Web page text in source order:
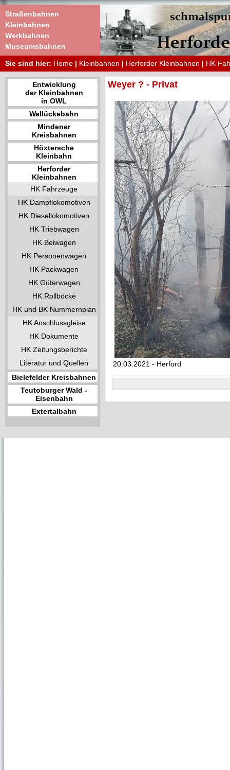
Straßenbahnen
Kleinbahnen
Werkbahnen
Museumsbahnen
Sie sind hier: Home | Kleinbahnen | Herforder Kleinbahnen | HK
Entwicklung
der Kleinbahnen
in OWL
Wallückebahn
Mindener
Kreisbahnen
Höxtersche
Kleinbahn
Herforder
Kleinbahnen
HK Fahrzeuge
HK Dampflokomotiven
HK Diesellokomotiven
HK Triebwagen
HK Beiwagen
HK Personenwagen
HK Packwagen
HK Güterwagen
HK Rollböcke
HK und BK Nummernplan
HK Anschlussgleise
HK Dokumente
HK Zeitungsberichte
Literatur und Quellen
Bielefelder Kreisbahnen
Teutoburger Wald -
Eisenbahn
Extertalbahn
Weyer ? - Privat
20.03.2021 - Herford